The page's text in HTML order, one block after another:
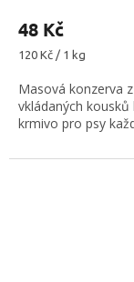
48 Kč
Měrná
120 Kč / 1 kg
Masová konzerva
vkládaných
krmivo pro psy